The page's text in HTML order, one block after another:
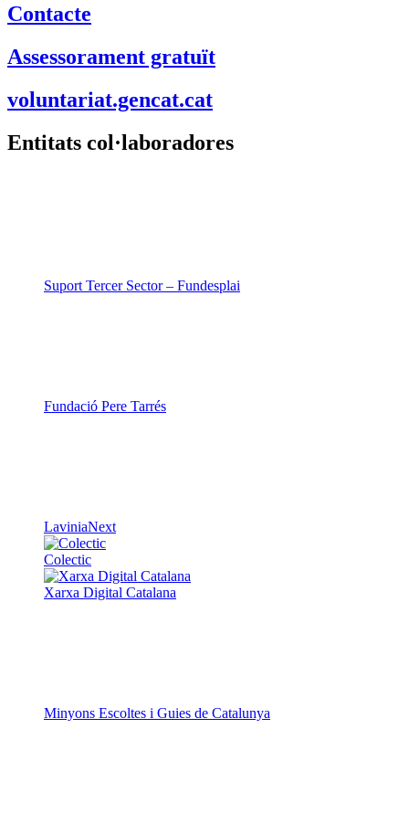
Contacte
Assessorament gratuït
voluntariat.gencat.cat
Entitats col·laboradores
Suport Tercer Sector – Fundesplai
Fundació Pere Tarrés
LaviniaNext
Colectic
Xarxa Digital Catalana
Minyons Escoltes i Guies de Catalunya